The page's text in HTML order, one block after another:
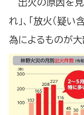
出火の原因を見
れ」、「放火（疑い
為によるものが大